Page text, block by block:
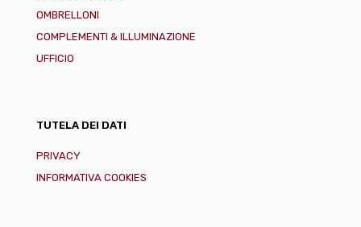
OMBRELLONI
COMPLEMENTI & ILLUMINAZIONE
UFFICIO
TUTELA DEI DATI
PRIVACY
INFORMATIVA COOKIES